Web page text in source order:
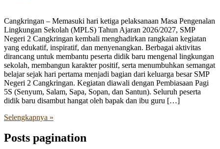
Cangkringan – Memasuki hari ketiga pelaksanaan Masa Pengenalan
Lingkungan Sekolah (MPLS) Tahun Ajaran 2026/2027, SMP
Negeri 2 Cangkringan kembali menghadirkan rangkaian kegiatan
yang edukatif, inspiratif, dan menyenangkan. Berbagai aktivitas
dirancang untuk membantu peserta didik baru mengenal lingkungan
sekolah, membangun karakter positif, serta menumbuhkan semangat
belajar sejak hari pertama menjadi bagian dari keluarga besar SMP
Negeri 2 Cangkringan. Kegiatan diawali dengan Pembiasaan Pagi
5S (Senyum, Salam, Sapa, Sopan, dan Santun). Seluruh peserta
didik baru disambut hangat oleh bapak dan ibu guru […]
Selengkapnya »
Posts pagination